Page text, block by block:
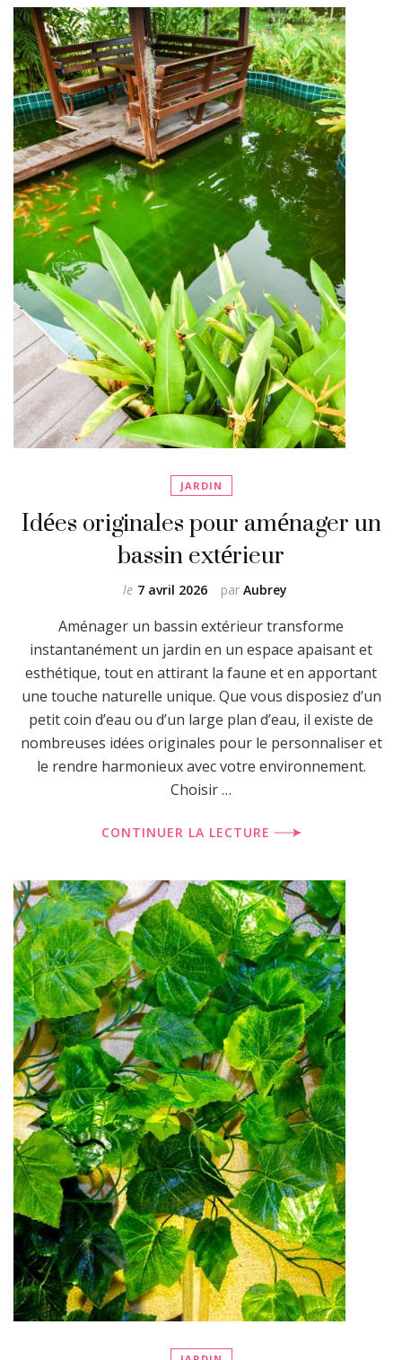
JARDIN
Idées originales pour aménager un
bassin extérieur
par Aubrey
le 7 avril 2026
Aménager un bassin extérieur transforme
instantanément un jardin en un espace apaisant et
esthétique, tout en attirant la faune et en apportant
une touche naturelle unique. Que vous disposiez d’un
petit coin d’eau ou d’un large plan d’eau, il existe de
nombreuses idées originales pour le personnaliser et
le rendre harmonieux avec votre environnement.
Choisir …
CONTINUER LA LECTURE